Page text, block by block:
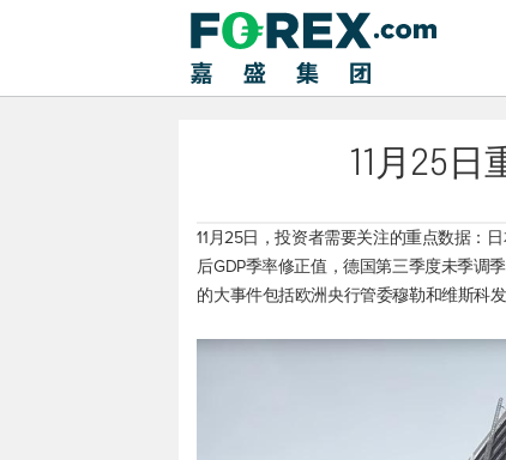
11月25日
11月25日，投资者需要关注的重点数据：
后GDP季率修正值，德国第三季度未季调
的大事件包括欧洲央行管委穆勒和维斯科